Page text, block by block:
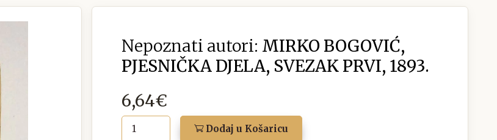
Nepoznati autori: MIRKO BOGOVIĆ,
PJESNIČKA DJELA, SVEZAK PRVI, 1893.
6,64€
Dodaj u Košaricu